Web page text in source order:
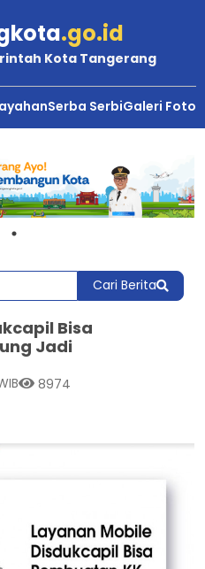
.go.id
Kota Tangerang
Serba SerbiGaleri Foto
Cari Berita
Bisa
Jadi
8974